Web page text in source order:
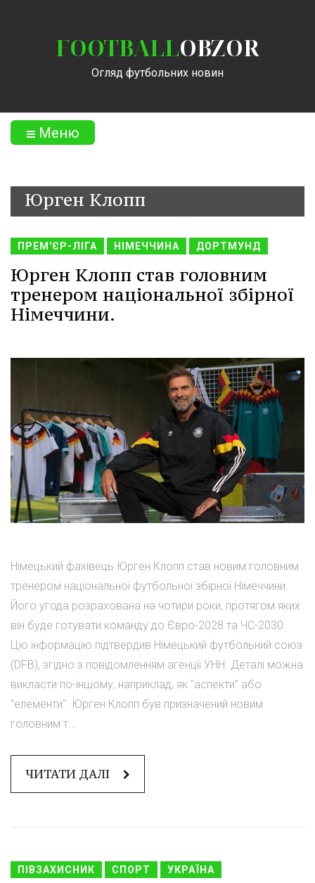
FOOTBALLOBZOR
Огляд футбольних новин
Меню
Юрген Клопп
ПРЕМ'ЄР-ЛІГА НІМЕЧЧИНА ДОРТМУНД
Юрген Клопп став головним
тренером національної збірної
Німеччини.
Німецький фахівець Юрген Клопп став новим головним
тренером національної футбольної збірної Німеччини.
Його угода розрахована на чотири роки, протягом яких
він буде готувати команду до Євро-2028 та ЧС-2030.
Цю інформацію підтвердив Німецький футбольний союз
(DFB), згідно з повідомленням агенції УНН. Деталі можна
викласти по-іншому, наприклад, як "аспекти" або
"елементи". Юрген Клопп був призначений новим
головним т...
ЧИТАТИ ДАЛІ
ПІВЗАХИСНИК СПОРТ УКРАЇНА